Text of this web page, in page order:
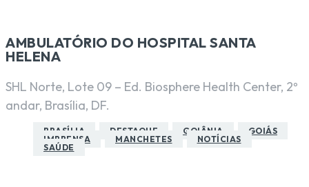
AMBULATÓRIO DO HOSPITAL SANTA
HELENA
SHL Norte, Lote 09 – Ed. Biosphere Health Center, 2º
andar, Brasília, DF.
BRASÍLIA DESTAQUE GOIÂNIA
GOIÁS
IMPRENSA
MANCHETES
NOTÍCIAS
SAÚDE